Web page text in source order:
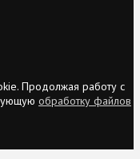
Продолжая работу с
обработку файлов